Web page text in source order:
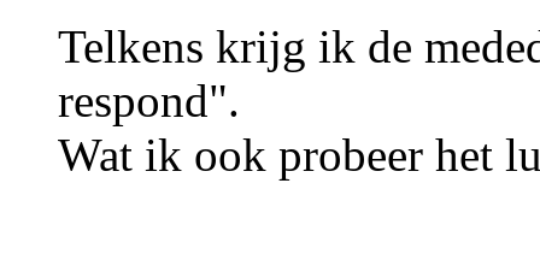
Telkens krijg ik de
respond".
Wat ik ook probeer het